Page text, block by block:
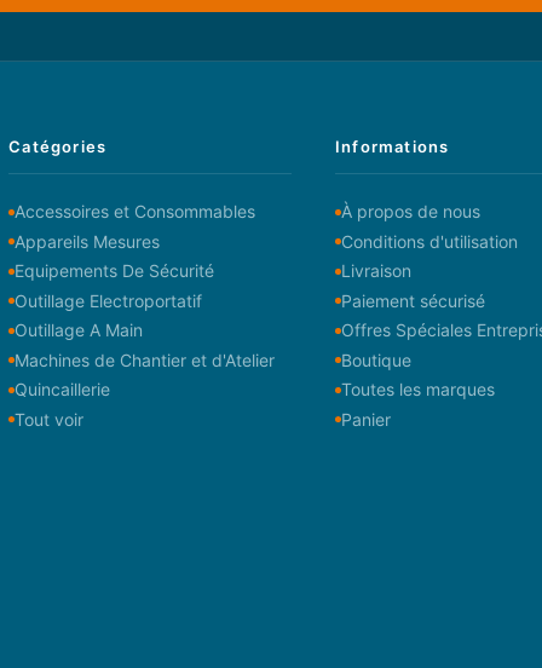
Catégories
Accessoires et Consommables
Appareils Mesures
Equipements De Sécurité
Outillage Electroportatif
Outillage A Main
Machines de Chantier et d'Atelier
Quincaillerie
Tout voir
Informations
À propos de nous
Conditions d'utilisation
Livraison
Paiement sécurisé
Offres Spéciales
Boutique
Toutes les marques
Panier